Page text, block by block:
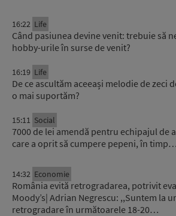
16:22 Life
Când pasiunea devine venit: trebuie să
hobby-urile în surse de venit?
16:19 Life
De ce ascultăm aceeași melodie de zeci
o mai suportăm?
15:11 Social
7000 de lei amendă pentru echipajul de
care a oprit să cumpere pepeni, în timp…
14:32 Economie
România evită retrogradarea, potrivit
Moody’s| Adrian Negrescu: ,,Suntem la
retrogradare în următoarele 18-20…